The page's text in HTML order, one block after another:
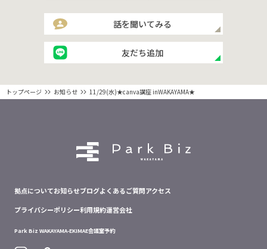
話を聞いてみる
友だち追加
トップページ お知らせ 11/29(水)★canva講座 inWAKAYAMA★
拠点についてお知らせブログよくあるご質問アクセス
プライバシーポリシー利用規約運営会社
Park Biz WAKAYAMA-EKIMAE会議室予約